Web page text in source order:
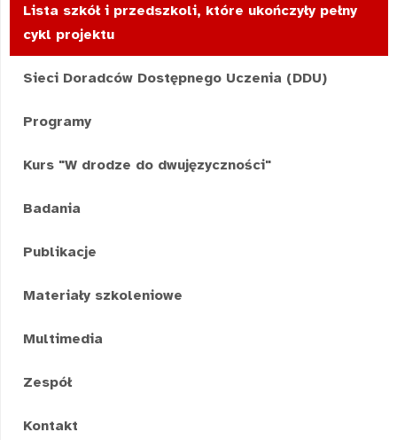
Lista szkół i przedszkoli, które ukończyły pełny
cykl projektu
Sieci Doradców Dostępnego Uczenia (DDU)
Programy
Kurs "W drodze do dwujęzyczności"
Badania
Publikacje
Materiały szkoleniowe
Multimedia
Zespół
Kontakt